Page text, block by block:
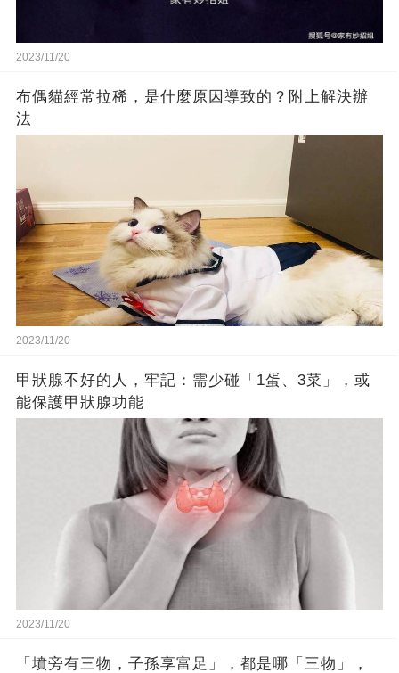
2023/11/20
布偶貓經常拉稀，是什麼原因導致的？附上解決辦
法
2023/11/20
甲狀腺不好的人，牢記：需少碰「1蛋、3菜」，或
能保護甲狀腺功能
2023/11/20
「墳旁有三物，子孫享富足」，都是哪「三物」，